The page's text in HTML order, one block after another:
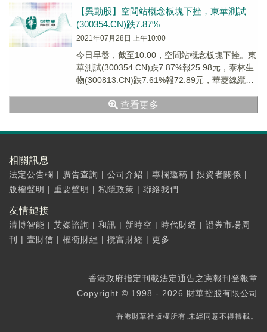
【異動股】空間站概念板塊下挫，東華測試
(300354.CN)跌7.87%
2021年07月28日 上午10:00
今日早盤，截至10:00，空間站概念板塊下挫。東
華測試(300354.CN)跌7.87%報25.98元，泰林生
物(300813.CN)跌7.61%報72.89元，華菱線纜
查看更多
相關訊息
法定公告欄 | 廣告查詢 | 公司介紹 | 專欄邀稿 | 投資者關係 |
版權聲明 | 重要聲明 | 私隱政策 | 聯絡我們
友情鏈接
清博智能 | 艾媒諮詢 | 和訊 | 新時空 | 時代財經 | 證券市場周
刊
| 壹財信 | 權衡財經 | 攬富財經 | 更多...
香港政府指定刊載法定通告之憲報刊登報章
Copyright © 1998 - 2026 財華控股有限公司
香港財華社版權所有,未經同意不得轉載。